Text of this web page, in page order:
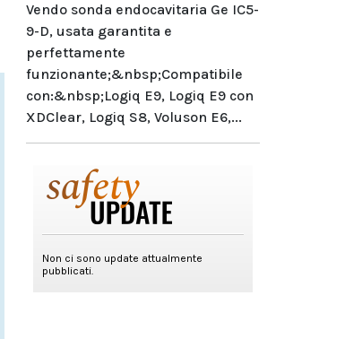
Vendo sonda endocavitaria Ge IC5-
9-D, usata garantita e
perfettamente
funzionante;&nbsp;Compatibile
con:&nbsp;Logiq E9, Logiq E9 con
XDClear, Logiq S8, Voluson E6,...